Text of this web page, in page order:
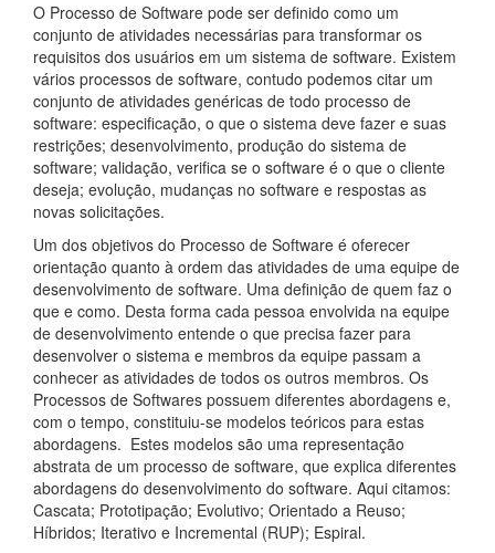
O Processo de Software pode ser definido como um
conjunto de atividades necessárias para transformar os
requisitos dos usuários em um sistema de software. Existem
vários processos de software, contudo podemos citar um
conjunto de atividades genéricas de todo processo de
software: especificação, o que o sistema deve fazer e suas
restrições; desenvolvimento, produção do sistema de
software; validação, verifica se o software é o que o cliente
deseja; evolução, mudanças no software e respostas as
novas solicitações.
Um dos objetivos do Processo de Software é oferecer
orientação quanto à ordem das atividades de uma equipe de
desenvolvimento de software. Uma definição de quem faz o
que e como. Desta forma cada pessoa envolvida na equipe
de desenvolvimento entende o que precisa fazer para
desenvolver o sistema e membros da equipe passam a
conhecer as atividades de todos os outros membros. Os
Processos de Softwares possuem diferentes abordagens e,
com o tempo, constituiu-se modelos teóricos para estas
abordagens. Estes modelos são uma representação
abstrata de um processo de software, que explica diferentes
abordagens do desenvolvimento do software. Aqui citamos:
Cascata; Prototipação; Evolutivo; Orientado a Reuso;
Híbridos; Iterativo e Incremental (RUP); Espiral.